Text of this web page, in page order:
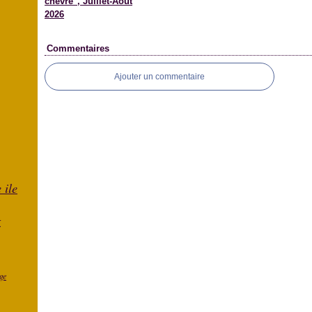
ile
2026
Commentaires
Ajouter un commentaire